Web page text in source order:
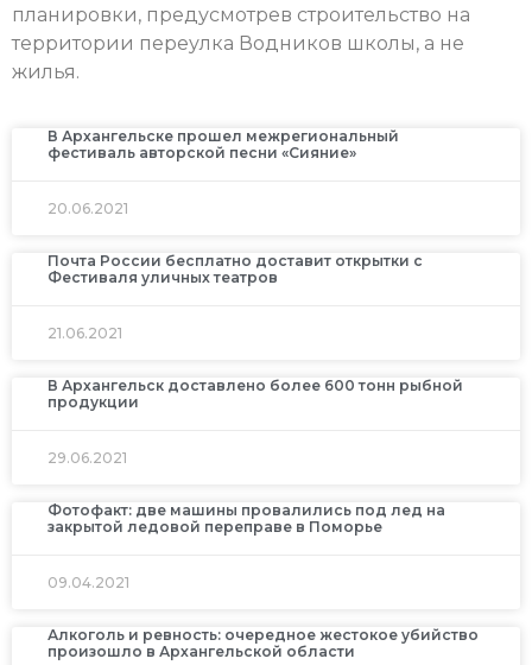
планировки, предусмотрев строительство на
территории переулка Водников школы, а не
жилья.
В Архангельске прошел межрегиональный
фестиваль авторской песни «Сияние»
20.06.2021
Почта России бесплатно доставит открытки с
Фестиваля уличных театров
21.06.2021
В Архангельск доставлено более 600 тонн рыбной
продукции
29.06.2021
Фотофакт: две машины провалились под лед на
закрытой ледовой переправе в Поморье
09.04.2021
Алкоголь и ревность: очередное жестокое убийство
произошло в Архангельской области